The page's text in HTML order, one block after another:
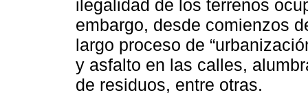
ilegalidad de los terrenos
embargo, desde comienzos
largo proceso de
y asfalto en las calles,
de residuos, entre otras.